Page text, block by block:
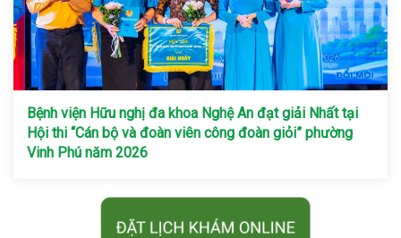
Bệnh viện Hữu nghị đa khoa Nghệ An đạt giải Nhất tại
Hội thi “Cán bộ và đoàn viên công đoàn giỏi” phường
Vinh Phú năm 2026